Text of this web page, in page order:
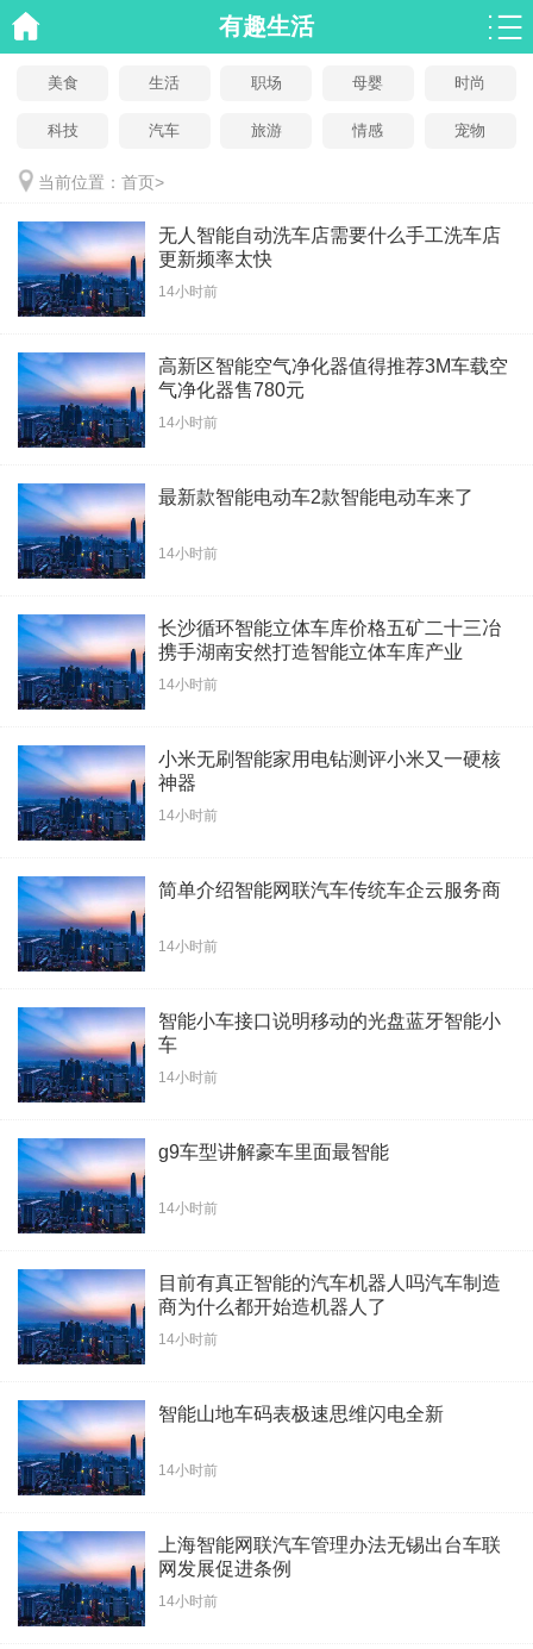
有趣生活
美食 生活 职场 母婴 时尚
科技 汽车 旅游 情感 宠物
当前位置： 首页>
无人智能自动洗车店需要什么手工洗车店
更新频率太快
14小时前
高新区智能空气净化器值得推荐3M车载空
气净化器售780元
14小时前
最新款智能电动车2款智能电动车来了
14小时前
长沙循环智能立体车库价格五矿二十三冶
携手湖南安然打造智能立体车库产业
14小时前
小米无刷智能家用电钻测评小米又一硬核
神器
14小时前
简单介绍智能网联汽车传统车企云服务商
14小时前
智能小车接口说明移动的光盘蓝牙智能小
车
14小时前
g9车型讲解豪车里面最智能
14小时前
目前有真正智能的汽车机器人吗汽车制造
商为什么都开始造机器人了
14小时前
智能山地车码表极速思维闪电全新
14小时前
上海智能网联汽车管理办法无锡出台车联
网发展促进条例
14小时前